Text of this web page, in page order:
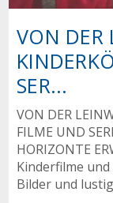
VON DER
SER...
VON DER
FILME UND
HORIZONTE
Kinderfilme
Bilder und